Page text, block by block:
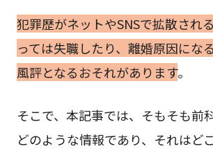
犯罪歴がネットやSNSで拡散され
っては失職したり、離婚原因にな
風評となるおそれがあります。
そこで、本記事では、そもそも前
どのような情報であり、それはど